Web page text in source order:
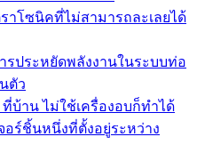
าโซนิคที่ไม่สามารถละเลยได้
ารประหยัดพลังงานในระบบท่อ
ตัว
ที่บ้าน ไม่ใช้เครื่องอบก็ทำได้
อร์ชิ้นหนึ่งที่ตั้งอยู่ระหว่าง